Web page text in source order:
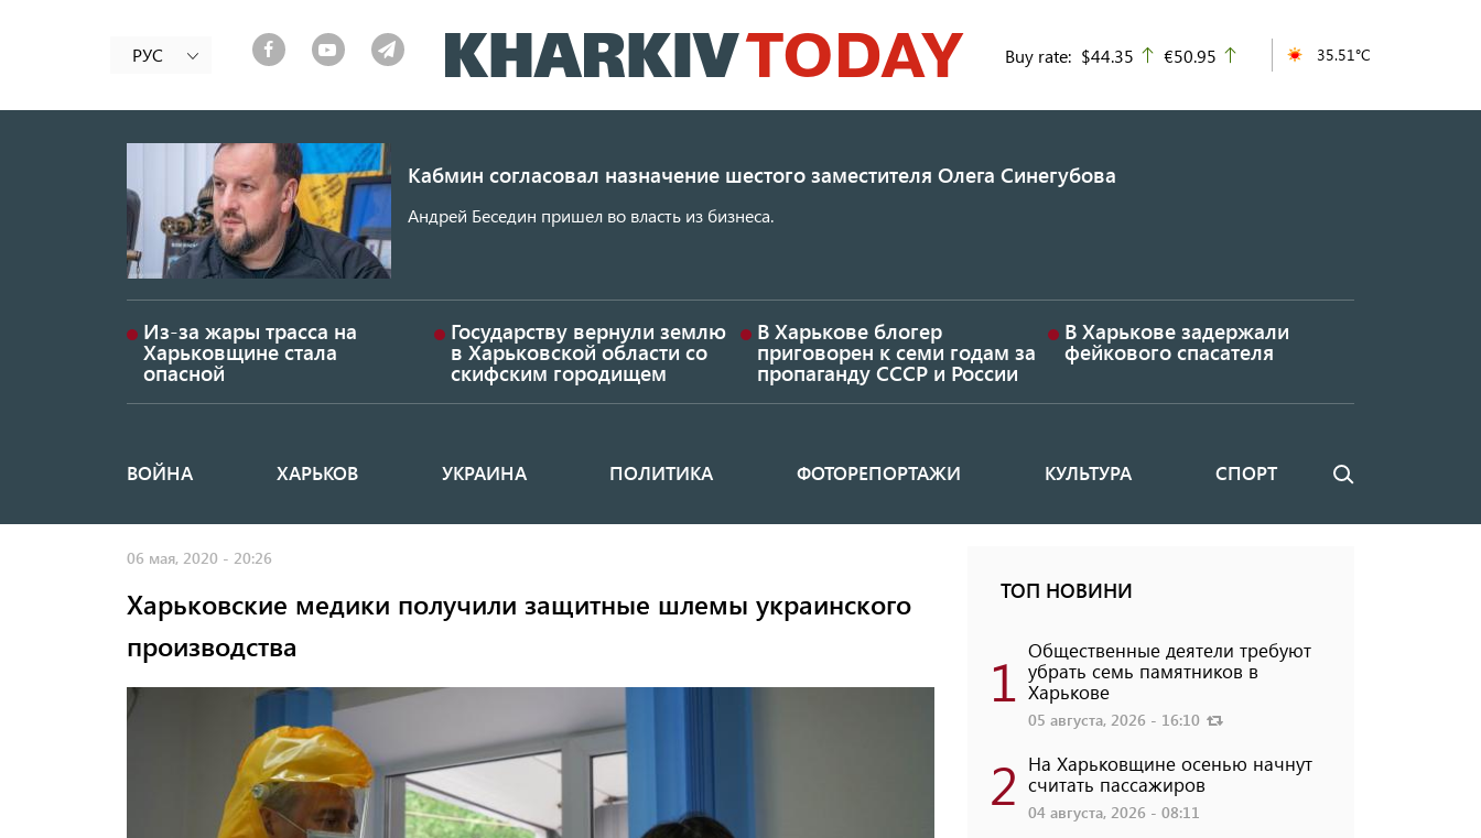
к
основному
РУС Buy rate: $44.35 up
€50.95 35.51°C
Кабмин согласовал назначение шестого заместителя Олега Синегубова
Андрей Беседин пришел во власть из бизнеса.
Из-за жары трасса на
Харьковщине стала
опасной
Государству вернули землю
в Харьковской области со
скифским городищем
В Харькове блогер
приговорен к семи годам за
пропаганду СССР и России
В Харькове задержали
фейкового спасателя
Основная
ВОЙНА ХАРЬКОВ УКРАИНА ПОЛИТИКА ФОТОРЕПОРТАЖИ КУЛЬТУРА СПОРТ Поиск
06 мая, 2020 - 20:26
Харьковские медики получили защитные шлемы украинского
производства
ТОП НОВИНИ
1 Общественные деятели требуют
убрать семь памятников в
Харькове
05 августа, 2026 - 16:10
2 На Харьковщине осенью начнут
считать пассажиров
04 августа, 2026 - 08:11